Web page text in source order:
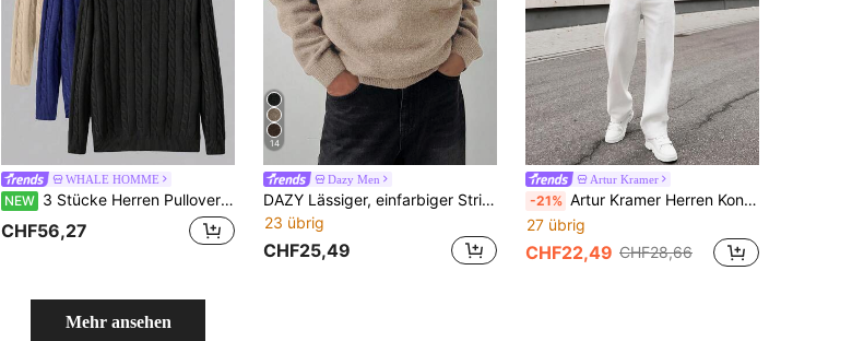
WHALE HOMME
NEW 3 Stücke Herren Pullover aus Kunst-Kaschmir mit Zopfmuster, Rundhalsausschnitt und langen Ärmeln
CHF56,27
14
Dazy Men
DAZY Lässiger, einfarbiger Strickpullover für Herren, Herbst/Winter
23 übrig
CHF25,49
Artur Kramer
-21% Artur Kramer Herren Kontrast-Farbiger Rundhals Oversized Lässig Strick Cardigan Pullover, Herbst Winter
27 übrig
CHF22,49 CHF28,66
Mehr ansehen